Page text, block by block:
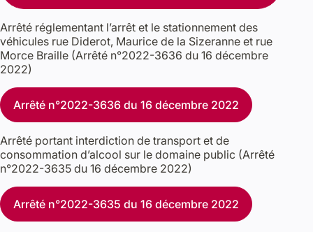
Arrêté réglementant l’arrêt et le stationnement des
véhicules rue Diderot, Maurice de la Sizeranne et rue
Morce Braille (Arrêté n°2022-3636 du 16 décembre
2022)
Arrêté n°2022-3636 du 16 décembre 2022
Arrêté portant interdiction de transport et de
consommation d’alcool sur le domaine public (Arrêté
n°2022-3635 du 16 décembre 2022)
Arrêté n°2022-3635 du 16 décembre 2022